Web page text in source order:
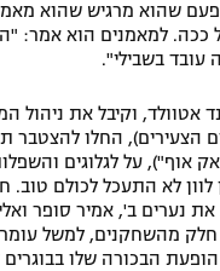
פעם שהוא מרגיש שהוא
ככה. למאמנים הוא אמר:
עובד בשבילי".
אטוולד, וקיבל את ניהול
הצעירים), החלו להצטבר
אוף"), על לגלוגים
לוון לא התעכל לכולם
את נערים ב', אמיר סופר
חלק מהשחקנים, למשל
הבכורה שלו בבוגרים